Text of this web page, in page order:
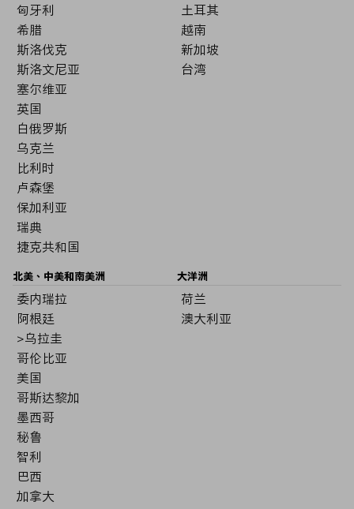
匈牙利
希腊
斯洛伐克
斯洛文尼亚
塞尔维亚
英国
白俄罗斯
乌克兰
比利时
卢森堡
保加利亚
瑞典
捷克共和国
土耳其
越南
新加坡
台湾
北美、中美和南美洲
委内瑞拉
阿根廷
>乌拉圭
哥伦比亚
美国
哥斯达黎加
墨西哥
秘鲁
智利
巴西
加拿大
大洋洲
荷兰
澳大利亚